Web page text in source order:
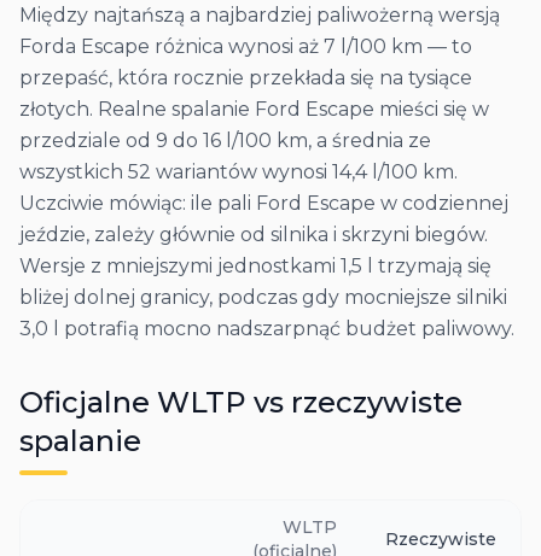
Między najtańszą a najbardziej paliwożerną wersją
Forda Escape różnica wynosi aż 7 l/100 km — to
przepaść, która rocznie przekłada się na tysiące
złotych. Realne spalanie Ford Escape mieści się w
przedziale od 9 do 16 l/100 km, a średnia ze
wszystkich 52 wariantów wynosi 14,4 l/100 km.
Uczciwie mówiąc: ile pali Ford Escape w codziennej
jeździe, zależy głównie od silnika i skrzyni biegów.
Wersje z mniejszymi jednostkami 1,5 l trzymają się
bliżej dolnej granicy, podczas gdy mocniejsze silniki
3,0 l potrafią mocno nadszarpnąć budżet paliwowy.
Oficjalne WLTP vs rzeczywiste
spalanie
WLTP
(oficjalne)
Rzeczywiste